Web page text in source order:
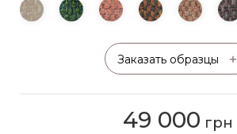
Заказать образцы
49 000 грн